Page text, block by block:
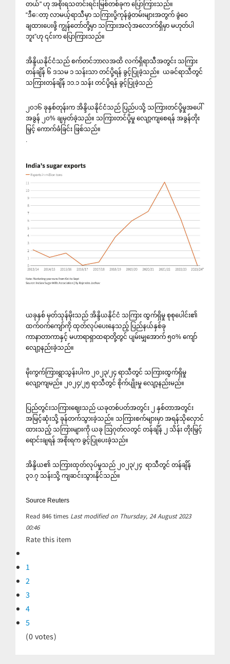
တယ်" ဟု အစိုးရသတင်းရင်းမြစ်တစ်ခုက ပြောကြားသည်။
“ဒီ‌ေတာ့ လာမယ့်ရာသီမှာ သကြားပို့ကုန်ခွဲတမ်းများအတွက် ခွဲဝေ
ချထားပေးဖို့ ကျွန်တော်တို့မှာ သကြားအလုံအလောက်ရှိမှာ မဟုတ်ပါ
ဘူး”ဟု ၎င်းက ပြောကြားသည်။
အိန္ဒိယနိုင်ငံသည် စက်တင်ဘာလအထိ လက်ရှိရာသီအတွင်း သကြား
တန်ချိန် ၆ ဒသမ ၁ သန်းသာ တင်ပို့ရန် ခွင့်ပြုခဲ့သည်။ ယခင်ရာသီတွင်
သကြားတန်ချိန် ၁၁.၁ သန်း တင်ပို့ရန် ခွင့်ပြုခဲ့သည်
၂၀၁၆ ခုနှစ်တုန်းက အိန္ဒိယနိုင်ငံသည် ပြည်ပသို့ သကြားတင်ပို့မှုအပေါ်
အခွန် ၂၀% ချမှတ်ခဲ့သည်။ သကြားတင်ပို့မှု လျော့ကျစေရန် အခွန်တိုး
မြှင့် ကောက်ခံခြင်း ဖြစ်သည်။
.
ယခုနှစ် မုတ်သုန်မိုးသည် အိန္ဒိယနိုင်ငံ သကြား ထွက်ရှိမှု စုစုပေါင်း၏
ထက်ဝက်ကျော်ကို ထုတ်လုပ်ပေးနေသည့် ပြည်နယ်နှစ်ခု
ကာနာတာကာနှင့် မဟာရာရှာထရာတို့တွင် ပျမ်းမျှအောက် ၅၀% ကျော်
လျော့နည်းခဲ့သည်။
မိုးကွက်ကြားရွာသွန်းပါက ၂၀၂၃/၂၄ ရာသီတွင် သကြားထွက်ရှိမှု
လျော့ကျမည်။ ၂၀၂၄/၂၅ ရာသီတွင် စိုက်ပျိုးမှု လျော့နည်းမည်။
ပြည်တွင်းသကြားဈေးသည် ယခုတစ်ပတ်အတွင်း ၂ နှစ်တာအတွင်း
အမြင့်ဆုံးသို့ ခုန်တက်သွားခဲ့သည်။ သကြားစက်များမှာ အရန်သိုလှောင်
ထားသည့် သကြားများကို ယခု ဩဂုတ်လတွင် တန်ချိန် ၂ သိန်း တိုးမြှင့်
ရောင်းချရန် အစိုးရက ခွင့်ပြုပေးခဲ့သည်။
အိန္ဒိယ၏ သကြားထုတ်လုပ်မှုသည် ၂၀၂၃/၂၄ ရာသီတွင် တန်ချိန်
၃၁.၇ သန်းသို့ ကျဆင်းသွားနိုင်သည်။
Source Reuters
Read846times Last modified on Thursday, 24 August 2023
00:46
Rate this item
1
2
3
4
5
(0 votes)